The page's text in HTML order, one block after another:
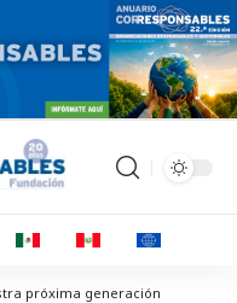
próxima generación